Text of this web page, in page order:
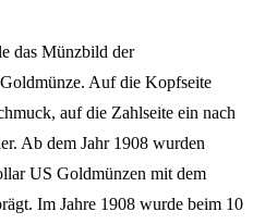
das Münzbild der
Goldmünze. Auf die Kopfseite
auf die Zahlseite ein nach
Ab dem Jahr 1908 wurden
US Goldmünzen mit dem
Im Jahre 1908 wurde beim 10